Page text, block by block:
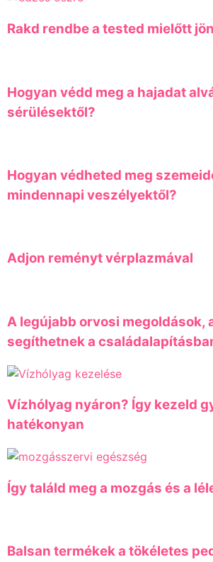
Rakd rendbe a tested mielőtt
Hogyan védd meg a hajadat
sérülésektől?
Hogyan védheted meg
mindennapi veszélyektől?
Adjon reményt vérplazmával
A legújabb orvosi megoldások,
segíthetnek a
Vízhólyag nyáron? Így kezeld
hatékonyan
Így találd meg a mozgás és a
Balsan termékek a tökéletes